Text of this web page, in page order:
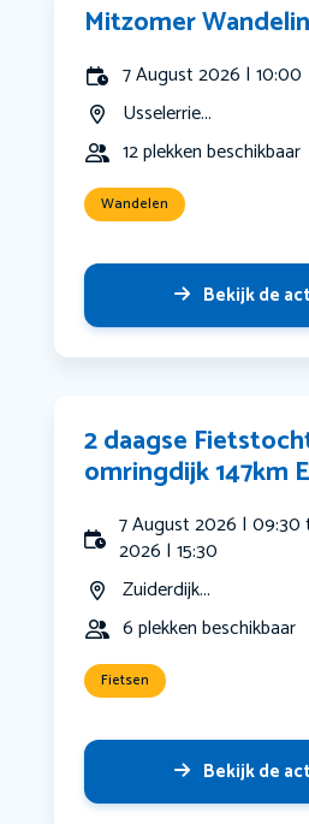
Mitzomer
7 August 2026 | 10:00
Usselerrie...
12 plekken beschikbaar
Wandelen
Bekijk de
2 daagse
omringdijk 147km
7 August 2026 |
2026 | 15:30
Zuiderdijk...
6 plekken beschikbaar
Fietsen
Bekijk de